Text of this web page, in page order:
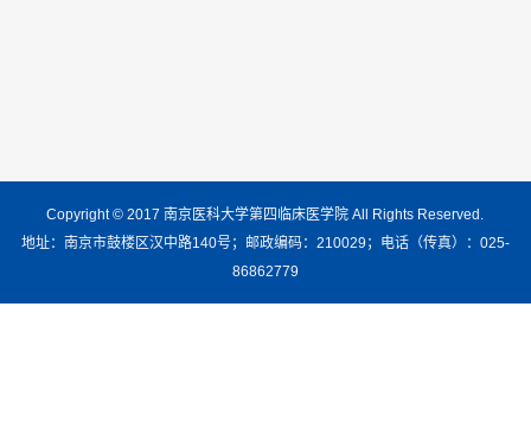
Copyright © 2017 南京医科大学第四临床医学院 All Rights Reserved.
地址：南京市鼓楼区汉中路140号；邮政编码：210029；电话（传真）：025-
86862779